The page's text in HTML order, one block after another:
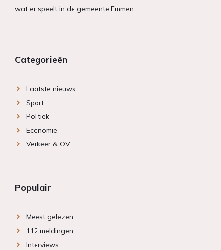
wat er speelt in de gemeente Emmen.
Categorieën
Laatste nieuws
Sport
Politiek
Economie
Verkeer & OV
Populair
Meest gelezen
112 meldingen
Interviews